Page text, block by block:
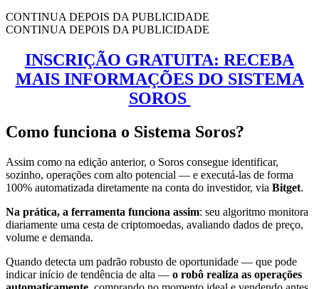
CONTINUA DEPOIS DA PUBLICIDADE
CONTINUA DEPOIS DA PUBLICIDADE
INSCRIÇÃO GRATUITA: RECEBA
MAIS INFORMAÇÕES DO SISTEMA
SOROS
Como funciona o Sistema Soros?
Assim como na edição anterior, o Soros consegue identificar,
sozinho, operações com alto potencial — e executá-las de forma
100% automatizada diretamente na conta do investidor, via Bitget.
Na prática, a ferramenta funciona assim: seu algoritmo monitora
diariamente uma cesta de criptomoedas, avaliando dados de preço,
volume e demanda.
Quando detecta um padrão robusto de oportunidade — que pode
indicar início de tendência de alta — o robô realiza as operações